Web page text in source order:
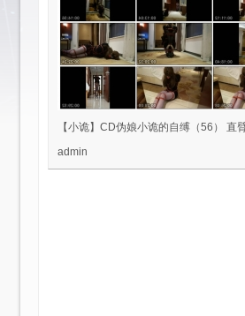
【小诡】CD伪娘小诡的自缚（56） 直
admin